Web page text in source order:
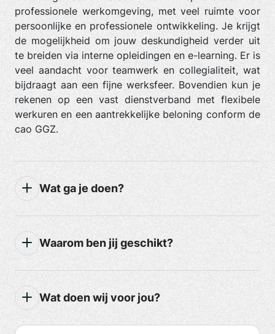
professionele werkomgeving, met veel ruimte voor
persoonlijke en professionele ontwikkeling. Je krijgt
de mogelijkheid om jouw deskundigheid verder uit
te breiden via interne opleidingen en e-learning. Er is
veel aandacht voor teamwerk en collegialiteit, wat
bijdraagt aan een fijne werksfeer. Bovendien kun je
rekenen op een vast dienstverband met flexibele
werkuren en een aantrekkelijke beloning conform de
cao GGZ.
Wat ga je doen?
Waarom ben jij geschikt?
Wat doen wij voor jou?